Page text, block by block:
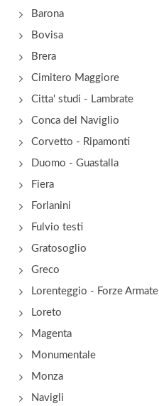
Barona
Bovisa
Brera
Cimitero Maggiore
Citta' studi - Lambrate
Conca del Naviglio
Corvetto - Ripamonti
Duomo - Guastalla
Fiera
Forlanini
Fulvio testi
Gratosoglio
Greco
Lorenteggio - Forze Armate
Loreto
Magenta
Monumentale
Monza
Navigli